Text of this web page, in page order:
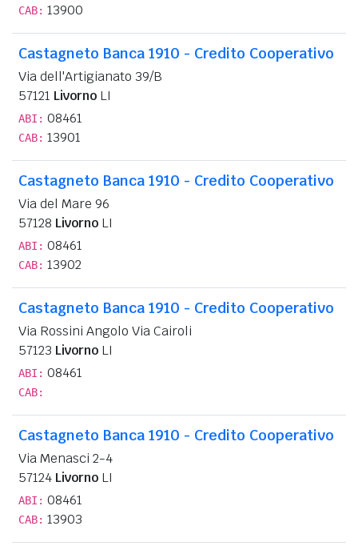
CAB: 13900
Castagneto Banca 1910 - Credito Cooperativo
Via dell'Artigianato 39/B
57121 Livorno LI
ABI: 08461
CAB: 13901
Castagneto Banca 1910 - Credito Cooperativo
Via del Mare 96
57128 Livorno LI
ABI: 08461
CAB: 13902
Castagneto Banca 1910 - Credito Cooperativo
Via Rossini Angolo Via Cairoli
57123 Livorno LI
ABI: 08461
CAB:
Castagneto Banca 1910 - Credito Cooperativo
Via Menasci 2-4
57124 Livorno LI
ABI: 08461
CAB: 13903